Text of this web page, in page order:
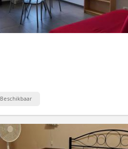
Beschikbaar
KV 2252